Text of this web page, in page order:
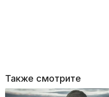
Также смотрите